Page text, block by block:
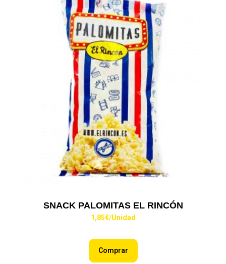
SNACK PALOMITAS EL RINCÓN
1,85€/Unidad
Comprar